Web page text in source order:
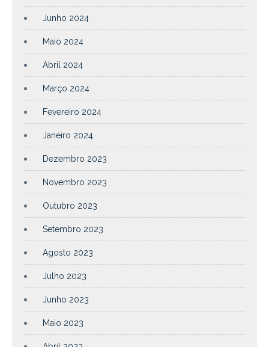
Junho 2024
Maio 2024
Abril 2024
Março 2024
Fevereiro 2024
Janeiro 2024
Dezembro 2023
Novembro 2023
Outubro 2023
Setembro 2023
Agosto 2023
Julho 2023
Junho 2023
Maio 2023